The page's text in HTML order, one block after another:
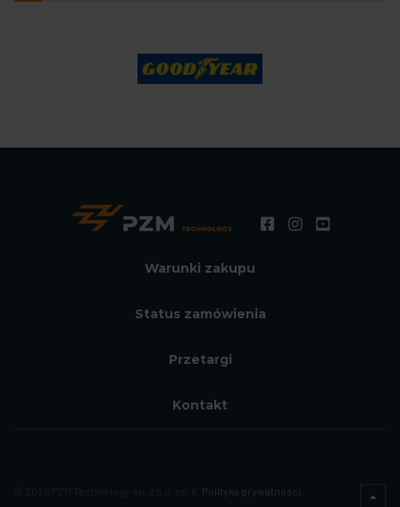
Warunki zakupu
Status zamówienia
Przetargi
Kontakt
Polityka prywatności.